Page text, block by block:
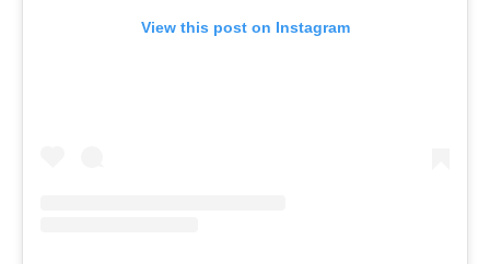
View this post on Instagram